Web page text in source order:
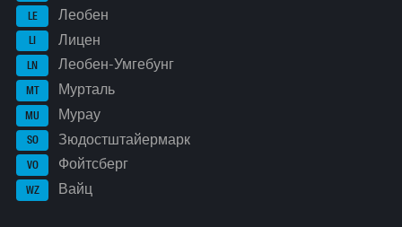
LE Леобен
LI Лицен
LN Леобен-Умгебунг
MT Мурталь
MU Мурау
SO Зюдостштайермарк
VO Фойтсберг
WZ Вайц